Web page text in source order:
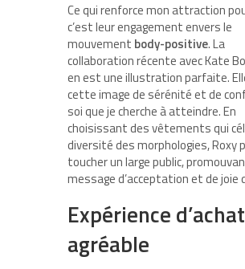
Ce qui renforce mon attraction
c’est leur engagement envers le
mouvement body-positive. La
collaboration récente avec Kate
en est une illustration parfaite.
cette image de sérénité et de
soi que je cherche à atteindre. En
choisissant des vêtements qui
diversité des morphologies, Roxy
toucher un large public,
message d’acceptation et de joie
Expérience d’achat
agréable